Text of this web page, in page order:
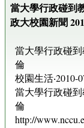
當大學行政碰到
政大校園新聞
當大學行政碰
倫
校園生活‧2010-
當大學行政碰
倫
http://